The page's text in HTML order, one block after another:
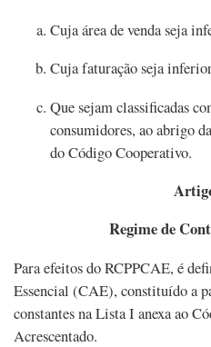
Cuja área de venda seja
Cuja faturação seja
Que sejam classificadas
consumidores, ao abrigo
do Código Cooperativo.
Regime de
Para efeitos do RCPPCAE, é
Essencial (CAE), constituído a
constantes na Lista I anexa ao
Acrescentado.